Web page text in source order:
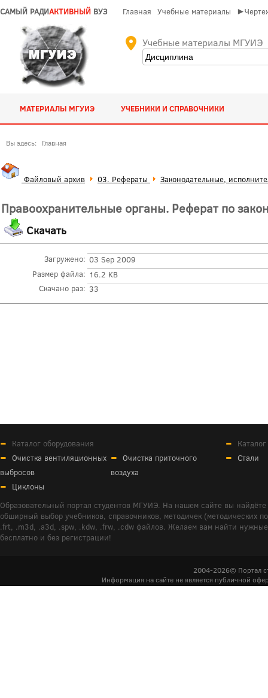
САМЫЙ РАДИАКТИВНЫЙ ВУЗ Главная Учебные материалы
Учебные материалы МГУИЭ
МАТЕРИАЛЫ МГУИЭ УЧЕБНИКИ И СПРАВОЧНИКИ
Вы здесь: Главная
Файловый архив 03. Рефераты Законодательные,
Правоохранительные органы. Реферат по
Скачать
Загружено: 03 Sep 2009
Размер файла: 16.2 KB
Скачано раз: 33
Каталог оборудования
Очистка вентиляционных
выбросов
Очистка приточного
воздуха
Циклоны
Стали
Образовательный портал студентов МГУИЭ. На нашем сайте вы
обширный выбор учебников, справочников, методичек (методических
.frt, .m3d, .a3d, .spw, .kdw, .frw, .cdw файлов. Желаем вам найти
бесплатно и без регистрации!
2004-2026© Портал
Информация на сайте не является публичной